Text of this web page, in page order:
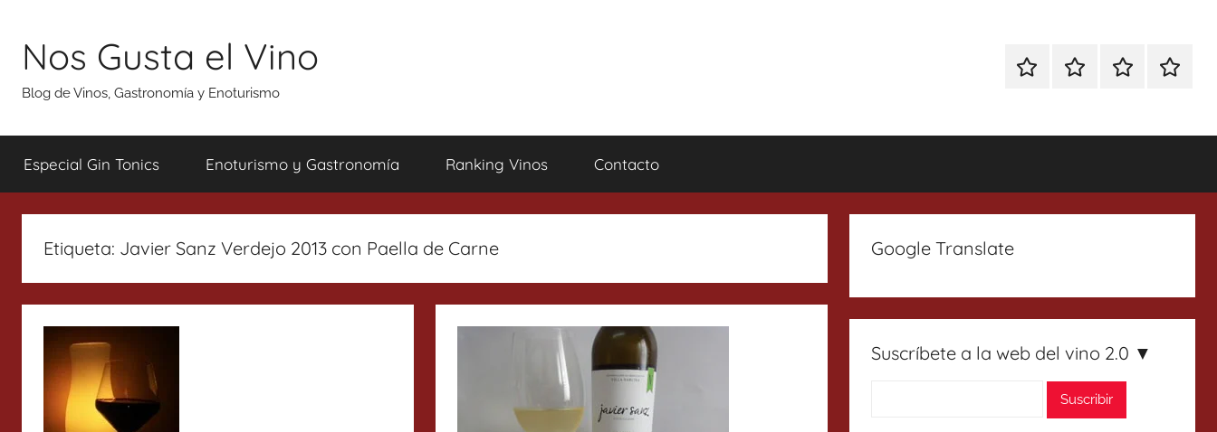
contenido
Nos Gusta el Vino
Blog de Vinos, Gastronomía y Enoturismo
EspecialEnoturismoRanking
Especial Gin Tonics Enoturismo y Gastronomía Ranking Vinos Contacto
Etiqueta: Javier Sanz Verdejo 2013 con Paella de Carne Google Translate
Suscríbete a la web del vino 2.0 ▼